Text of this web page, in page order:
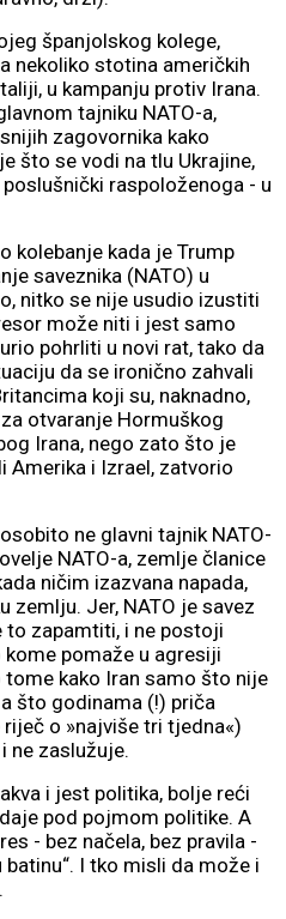
španjolskog kolege,
nekoliko stotina američkih
u kampanju protiv Irana.
tajniku NATO-a,
zagovornika kako
što se vodi na tlu Ukrajine,
raspoloženoga - u
kolebanje kada je Trump
saveznika (NATO) u
nitko se nije usudio izustiti
može niti i jest samo
pohrliti u novi rat, tako da
da se ironično zahvali
koji su, naknadno,
otvaranje Hormuškog
Irana, nego zato što je
Amerika i Izrael, zatvorio
ne glavni tajnik NATO-
NATO-a, zemlje članice
ničim izazvana napada,
zemlju. Jer, NATO je savez
to zapamtiti, i ne postoji
kome pomaže u agresiji
kako Iran samo što nije
što godinama (!) priča
o »najviše tri tjedna«)
ne zaslužuje.
i jest politika, bolje reći
pod pojmom politike. A
- bez načela, bez pravila -
I tko misli da može i